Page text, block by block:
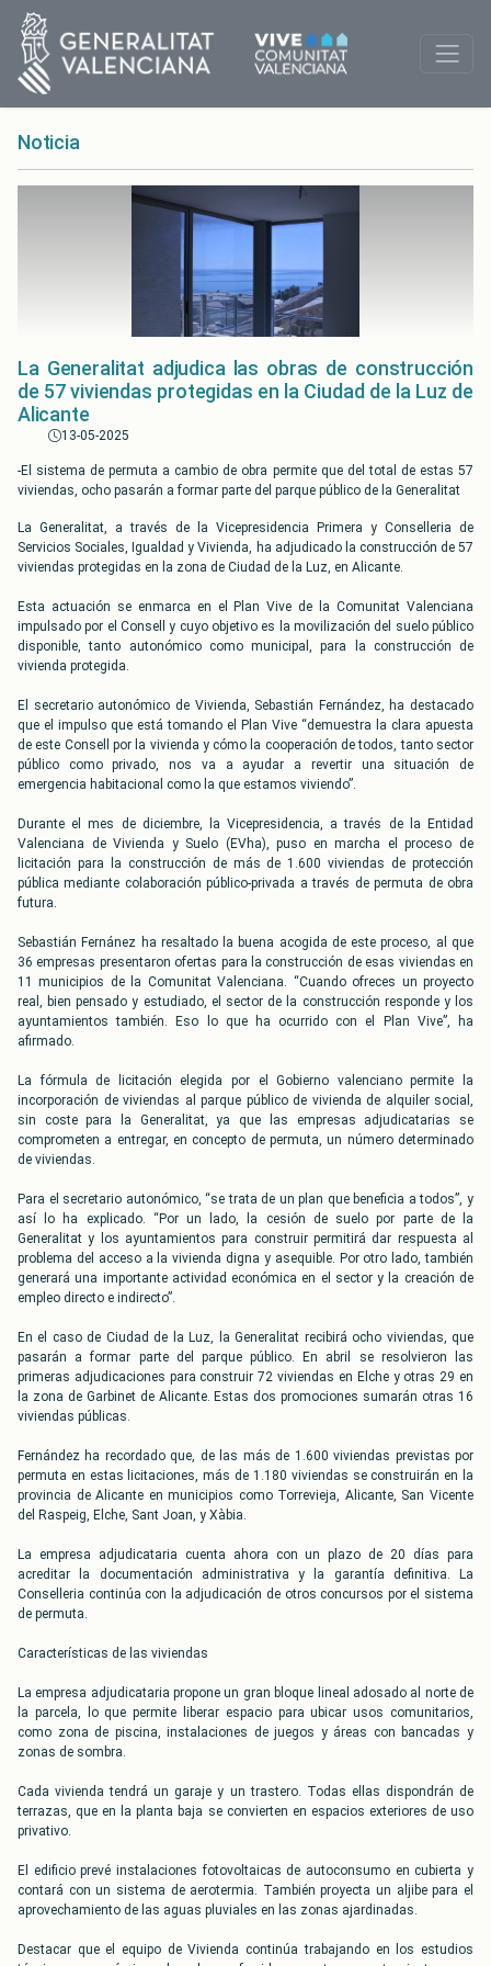
Noticia
La Generalitat adjudica las obras de construcción
de 57 viviendas protegidas en la Ciudad de la Luz de
Alicante
13-05-2025
-El sistema de permuta a cambio de obra permite que del total de estas 57
viviendas, ocho pasarán a formar parte del parque público de la Generalitat
La Generalitat, a través de la Vicepresidencia Primera y Conselleria de
Servicios Sociales, Igualdad y Vivienda, ha adjudicado la construcción de 57
viviendas protegidas en la zona de Ciudad de la Luz, en Alicante.
Esta actuación se enmarca en el Plan Vive de la Comunitat Valenciana
impulsado por el Consell y cuyo objetivo es la movilización del suelo público
disponible, tanto autonómico como municipal, para la construcción de
vivienda protegida.
El secretario autonómico de Vivienda, Sebastián Fernández, ha destacado
que el impulso que está tomando el Plan Vive “demuestra la clara apuesta
de este Consell por la vivienda y cómo la cooperación de todos, tanto sector
público como privado, nos va a ayudar a revertir una situación de
emergencia habitacional como la que estamos viviendo”.
Durante el mes de diciembre, la Vicepresidencia, a través de la Entidad
Valenciana de Vivienda y Suelo (EVha), puso en marcha el proceso de
licitación para la construcción de más de 1.600 viviendas de protección
pública mediante colaboración público-privada a través de permuta de obra
futura.
Sebastián Fernánez ha resaltado la buena acogida de este proceso, al que
36 empresas presentaron ofertas para la construcción de esas viviendas en
11 municipios de la Comunitat Valenciana. “Cuando ofreces un proyecto
real, bien pensado y estudiado, el sector de la construcción responde y los
ayuntamientos también. Eso lo que ha ocurrido con el Plan Vive”, ha
afirmado.
La fórmula de licitación elegida por el Gobierno valenciano permite la
incorporación de viviendas al parque público de vivienda de alquiler social,
sin coste para la Generalitat, ya que las empresas adjudicatarias se
comprometen a entregar, en concepto de permuta, un número determinado
de viviendas.
Para el secretario autonómico, “se trata de un plan que beneficia a todos”, y
así lo ha explicado. “Por un lado, la cesión de suelo por parte de la
Generalitat y los ayuntamientos para construir permitirá dar respuesta al
problema del acceso a la vivienda digna y asequible. Por otro lado, también
generará una importante actividad económica en el sector y la creación de
empleo directo e indirecto”.
En el caso de Ciudad de la Luz, la Generalitat recibirá ocho viviendas, que
pasarán a formar parte del parque público. En abril se resolvieron las
primeras adjudicaciones para construir 72 viviendas en Elche y otras 29 en
la zona de Garbinet de Alicante. Estas dos promociones sumarán otras 16
viviendas públicas.
Fernández ha recordado que, de las más de 1.600 viviendas previstas por
permuta en estas licitaciones, más de 1.180 viviendas se construirán en la
provincia de Alicante en municipios como Torrevieja, Alicante, San Vicente
del Raspeig, Elche, Sant Joan, y Xàbia.
La empresa adjudicataria cuenta ahora con un plazo de 20 días para
acreditar la documentación administrativa y la garantía definitiva. La
Conselleria continúa con la adjudicación de otros concursos por el sistema
de permuta.
Características de las viviendas
La empresa adjudicataria propone un gran bloque lineal adosado al norte de
la parcela, lo que permite liberar espacio para ubicar usos comunitarios,
como zona de piscina, instalaciones de juegos y áreas con bancadas y
zonas de sombra.
Cada vivienda tendrá un garaje y un trastero. Todas ellas dispondrán de
terrazas, que en la planta baja se convierten en espacios exteriores de uso
privativo.
El edificio prevé instalaciones fotovoltaicas de autoconsumo en cubierta y
contará con un sistema de aerotermia. También proyecta un aljibe para el
aprovechamiento de las aguas pluviales en las zonas ajardinadas.
Destacar que el equipo de Vivienda continúa trabajando en los estudios